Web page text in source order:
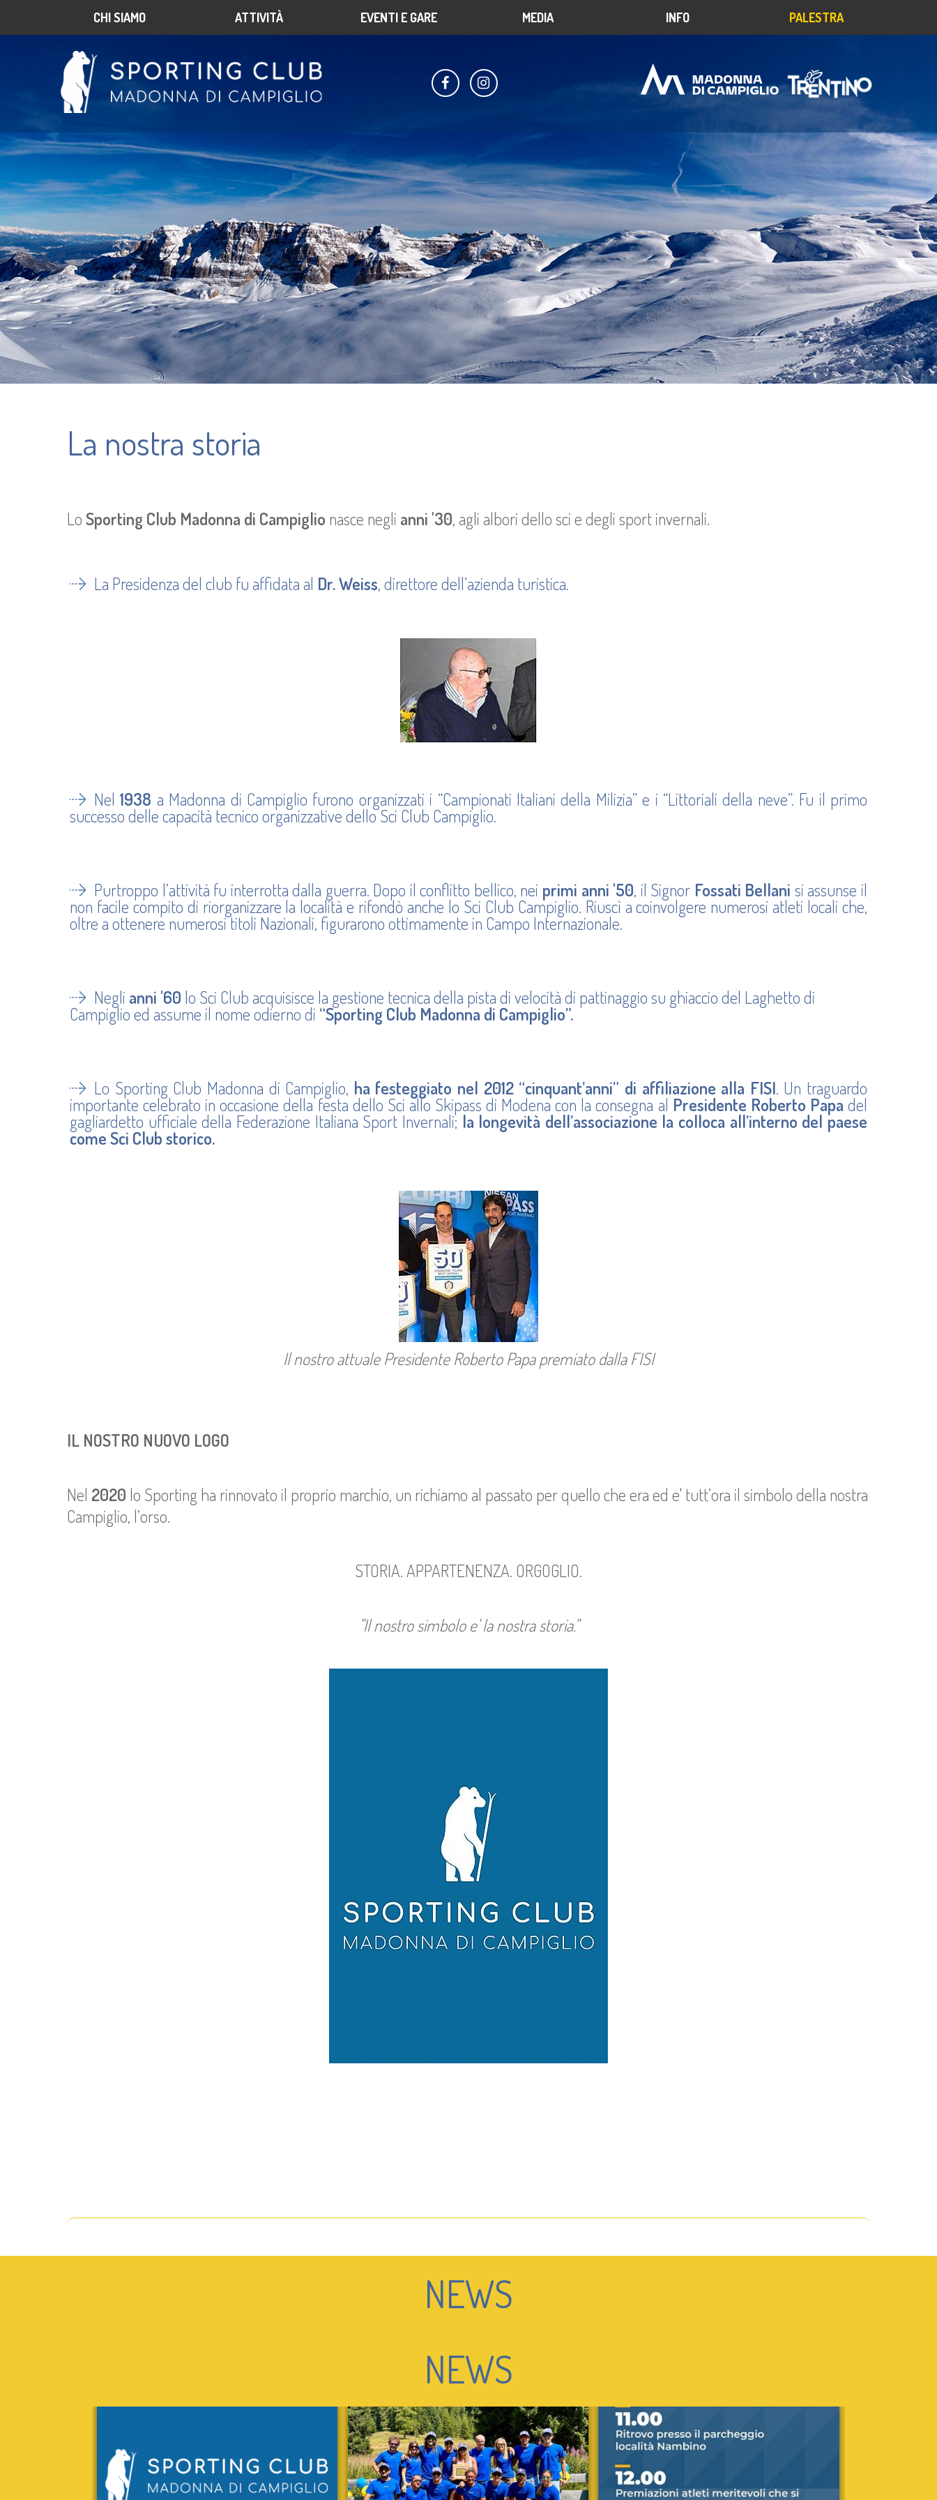
CHI SIAMO ATTIVITÀ EVENTI E GARE MEDIA INFO PALESTRA
La nostra storia
LoSporting Club Madonna di Campiglio nasce negli anni '30, agli albori dello sci e degli sport invernali.
La Presidenza del club fu affidata al Dr. Weiss, direttore dell’azienda turistica.
Nel1938 a Madonna di Campiglio furono organizzati i “Campionati Italiani della Milizia” e i “Littoriali della neve”. Fu il primo
successo delle capacità tecnico organizzative dello Sci Club Campiglio.
Purtroppo l’attività fu interrotta dalla guerra. Dopo il conflitto bellico, nei primi anni '50, il Signor Fossati Bellani si assunse il
non facile compito di riorganizzare la località e rifondò anche lo Sci Club Campiglio. Riuscì a coinvolgere numerosi atleti locali che,
oltre a ottenere numerosi titoli Nazionali, figurarono ottimamente in Campo Internazionale.
Negli anni '60 lo Sci Club acquisisce la gestione tecnica della pista di velocità di pattinaggio su ghiaccio del Laghetto di
Campiglio ed assume il nome odierno di “Sporting Club Madonna di Campiglio”.
Lo Sporting Club Madonna di Campiglio, ha festeggiato nel 2012 “cinquant’anni” di affiliazione alla FISI. Un traguardo
importante celebrato in occasione della festa dello Sci allo Skipass di Modena con la consegna al Presidente Roberto Papa del
gagliardetto ufficiale della Federazione Italiana Sport Invernali; la longevità dell’associazione la colloca all’interno del paese
come Sci Club storico.
Il nostro attuale Presidente Roberto Papa premiato dalla FISI
IL NOSTRO NUOVO LOGO
Nel 2020 lo Sporting ha rinnovato il proprio marchio, un richiamo al passato per quello che era ed e' tutt’ora il simbolo della nostra
Campiglio, l’orso.
STORIA. APPARTENENZA. ORGOGLIO.
"Il nostro simbolo e' la nostra storia."
NEWS
NEWS